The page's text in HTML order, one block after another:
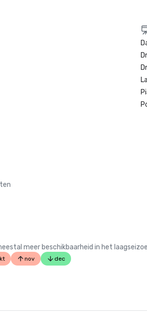
meer beschikbaarheid in het
nov dec